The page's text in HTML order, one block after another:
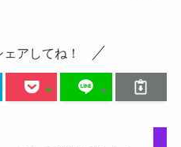
アしてね！